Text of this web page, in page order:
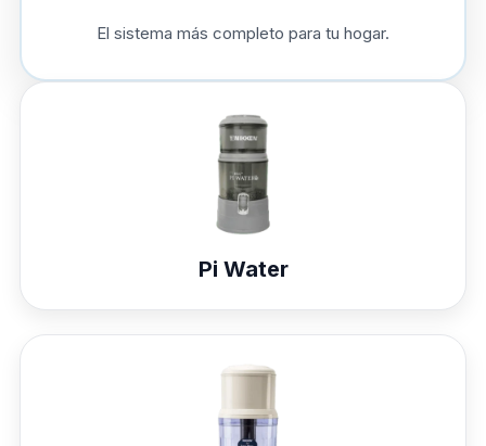
El sistema más completo para tu hogar.
Pi Water